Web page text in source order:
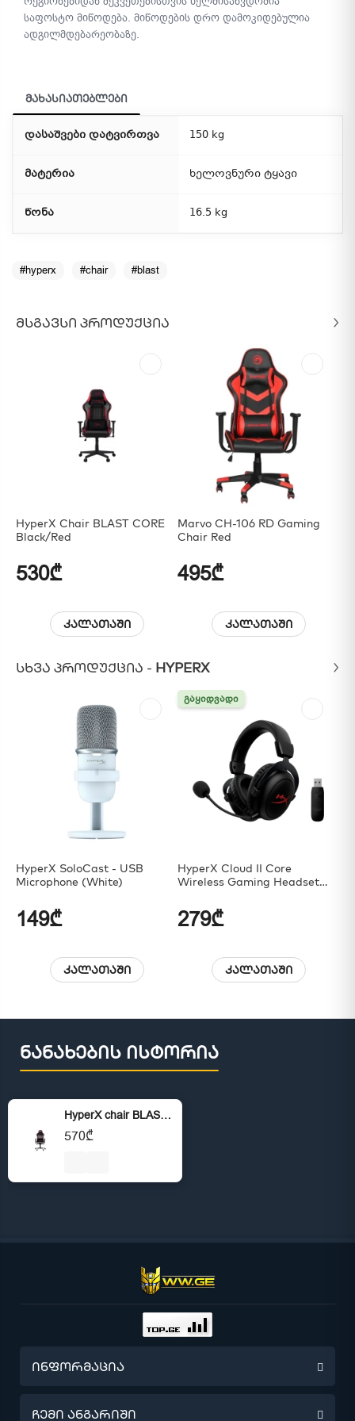
საფოსტო მიწოდება. მიწოდების დრო დამოკიდებულია
ადგილმდებარეობაზე.
მახასიათებლები
დასაშვები დატვირთვა 150 kg
მატერია ხელოვნური ტყავი
წონა 16.5 kg
#hyperx #chair #blast
ᲛᲡᲒᲐᲕᲡᲘ ᲞᲠᲝᲓᲣᲥᲪᲘᲐ
HyperX Chair BLAST CORE
Black/Red
530₾
კალათაში
Marvo CH-106 RD Gaming
Chair Red
495₾
კალათაში
ᲡᲮᲕᲐ ᲞᲠᲝᲓᲣᲥᲪᲘᲐ - HYPERX
HyperX SoloCast - USB
Microphone (White)
149₾
კალათაში
ᲒᲐᲧᲘᲓᲕᲐᲓᲘ
ᲒᲐᲧᲘᲓᲕᲐᲓᲘ
HyperX Cloud II Core
Wireless Gaming Headset
279₾
კალათაში
ნანახების ისტორია
HyperX chair BLAST Black/Red
570₾
ინფორმაცია
წინასწარი შეკვეთა
ჩემი ანგარიში